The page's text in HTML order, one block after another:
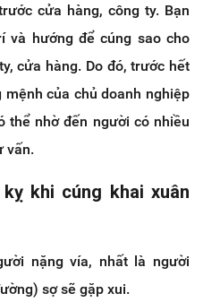
cửa hàng, công ty. Bạn
và hướng để cúng sao cho
cửa hàng. Do đó, trước hết
của chủ doanh nghiệp
thể nhờ đến người có nhiều
vấn.
khi cúng khai xuân
nặng vía, nhất là người
sợ sẽ gặp xui.